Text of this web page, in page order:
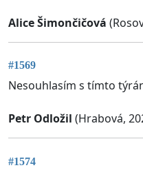
Alice Šimončičová
#1569
Nesouhlasím s tímto
Petr Odložil (Hrabová,
#1574